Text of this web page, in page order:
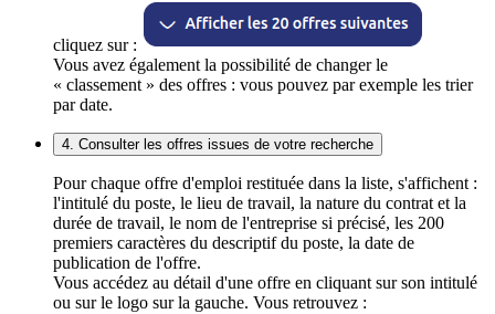
cliquez sur :
Vous avez également la possibilité de changer le
« classement » des offres : vous pouvez par exemple les trier
par date.
4. Consulter les offres issues de votre recherche
Pour chaque offre d'emploi restituée dans la liste, s'affichent :
l'intitulé du poste, le lieu de travail, la nature du contrat et la
durée de travail, le nom de l'entreprise si précisé, les 200
premiers caractères du descriptif du poste, la date de
publication de l'offre.
Vous accédez au détail d'une offre en cliquant sur son intitulé
ou sur le logo sur la gauche. Vous retrouvez :